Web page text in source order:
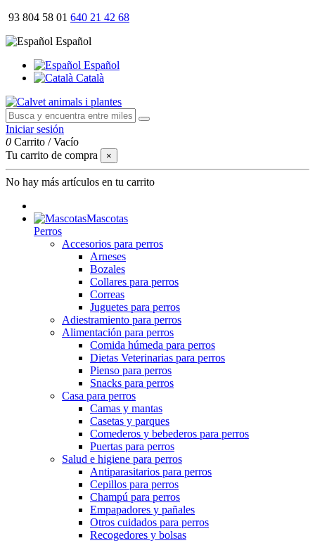
93 804 58 01 640 21 42 68
Español
Español
Català
Iniciar sesión
0 Carrito /Vacío
Tu carrito de compra
×
No hay más artículos en tu carrito
Mascotas
Perros
Accesorios para perros
Arneses
Bozales
Collares para perros
Correas
Juguetes para perros
Adiestramiento para perros
Alimentación para perros
Comida húmeda para perros
Dietas Veterinarias para perros
Pienso para perros
Snacks para perros
Casa para perros
Camas y mantas
Casetas y parques
Comederos y bebederos para perros
Puertas para perros
Salud e higiene para perros
Antiparasitarios para perros
Cepillos para perros
Champú para perros
Empapadores y pañales
Otros cuidados para perros
Recogedores y bolsas